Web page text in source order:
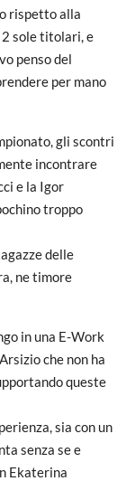
rispetto alla
sole titolari, e
penso del
per mano
gli scontri
incontrare
e la Igor
troppo
delle
ne timore
in una E-Work
che non ha
queste
sia con un
senza se e
Ekaterina